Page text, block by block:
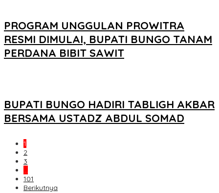
PROGRAM UNGGULAN PROWITRA
RESMI DIMULAI, BUPATI BUNGO TANAM
PERDANA BIBIT SAWIT
BUPATI BUNGO HADIRI TABLIGH AKBAR
BERSAMA USTADZ ABDUL SOMAD
1
2
3
…
101
Berikutnya